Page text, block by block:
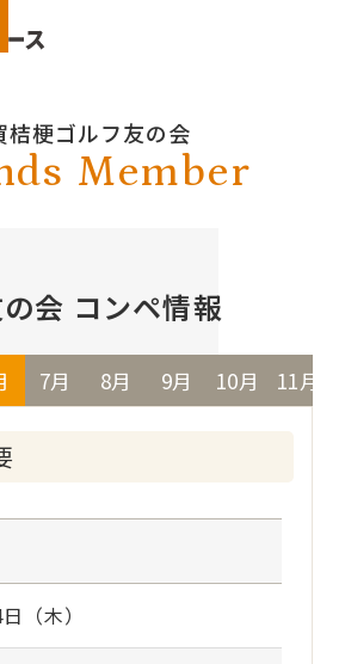
桔梗ゴルフ友の会
Member
会 コンペ情報
7月 8月 9月 10月 11月
（木）